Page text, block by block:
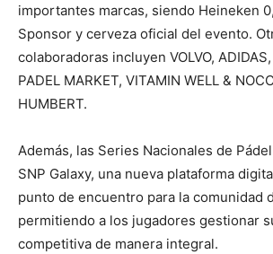
importantes marcas, siendo Heineken
Sponsor y cerveza oficial del evento.
colaboradoras incluyen VOLVO, ADIDAS,
PADEL MARKET, VITAMIN WELL &
HUMBERT.
Además, las Series Nacionales de
SNP Galaxy, una nueva plataforma
punto de encuentro para la comunidad
permitiendo a los jugadores gestionar
competitiva de manera integral.